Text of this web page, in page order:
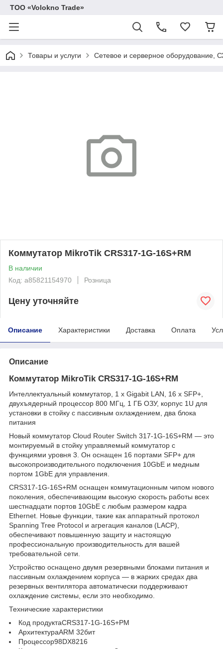
ТОО «Volokno Trade»
Товары и услуги Сетевое и серверное оборудование,
Коммутатор MikroTik CRS317-1G-16S+RM
В наличии
Код: a85821154970
Розница
Цену уточняйте
Описание Характеристики Доставка Оплата
Описание
Коммутатор MikroTik CRS317-1G-16S+RM
Интеллектуальный коммутатор, 1 x Gigabit LAN, 16 x SFP+,
двухъядерный процессор 800 МГц, 1 ГБ ОЗУ, корпус 1U для
установки в стойку с пассивным охлаждением, два блока
питания
Новый коммутатор Cloud Router Switch 317-1G-16S+RM — это
монтируемый в стойку управляемый коммутатор с
функциями уровня 3. Он оснащен 16 портами SFP+ для
высокопроизводительного подключения 10GbE и медным
портом 1GbE для управления.
CRS317-1G-16S+RM оснащен коммутационным чипом нового
поколения, обеспечивающим высокую скорость работы всех
шестнадцати портов 10GbE с любым размером кадра
Ethernet. Новые функции, такие как аппаратный протокол
Spanning Tree Protocol и агрегация каналов (LACP),
обеспечивают повышенную защиту и настоящую
профессиональную производительность для вашей
требовательной сети.
Устройство оснащено двумя резервными блоками питания и
пассивным охлаждением корпуса — в жарких средах два
резервных вентилятора автоматически поддерживают
охлаждение системы, если это необходимо.
Технические характеристики
Код продуктаCRS317-1G-16S+РМ
АрхитектураARM 32бит
Процессор98DX8216